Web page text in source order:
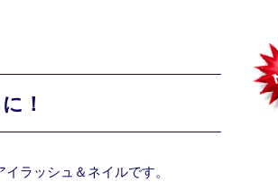
！
ラッシュ＆ネイルです。